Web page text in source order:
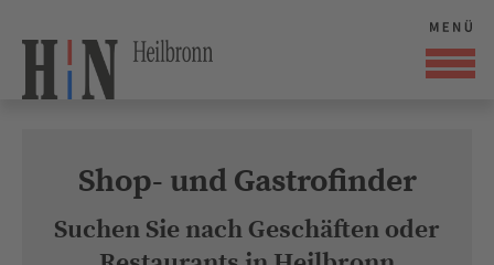
Shop- und Gastrofinder
Suchen Sie nach Geschäften oder